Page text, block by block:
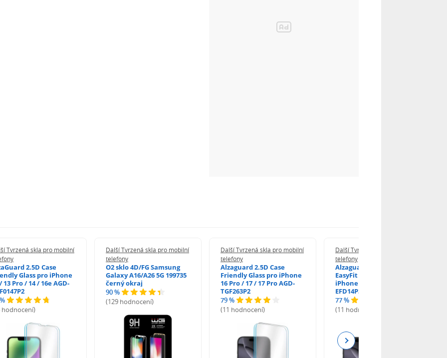
Tvrzená skla pro mobilní
2.5D Case
Glass pro iPhone
13 Pro / 14 / 16e AGD-
hodnocení)
Další Tvrzená skla pro mobilní
telefony
O2 sklo 4D/FG Samsung
Galaxy A16/A26 5G 199735
černý okraj
90 %
(129 hodnocení)
Další Tvrzená skla pro mobilní
telefony
Alzaguard 2.5D Case
Friendly Glass pro iPhone
16 Pro / 17 / 17 Pro AGD-
TGF263P2
79 %
(11 hodnocení)
Další Tvrzená skla pro mobilní
telefony
Alzaguard 2.5D Glass
EasyFit DustFree pro
iPhone 16 Pro / 17 AGD-
EFD14P3
77 %
(11 hodnocení)
Next